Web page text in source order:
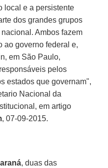
local e a persistente
dos grandes grupos
Ambos fazem
ao governo federal e,
em São Paulo,
pelos
estados que governam",
Nacional da
em artigo
, 07-09-2015.
, duas das